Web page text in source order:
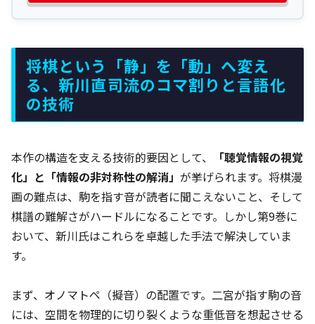
将棋という「静」を「動」へ変え
る、新川直司流のコマ割りと言語化
の技術
本作の構造を支える技術的要因として、
「聴覚情報の視覚
化」と「情報の非対称性の解消」 が挙げられます。将棋漫
画の難点は、駒を指す音が読者に聞こえないこと、そして
棋譜の難解さがハードルになることです。しかし第9巻に
おいて、新川氏はこれらを卓越した手法で解決していま
す。
まず、オノマトペ（擬音）の配置です。二宮が指す駒の音
には、空間を物理的に切り裂くような重低音を想起させる